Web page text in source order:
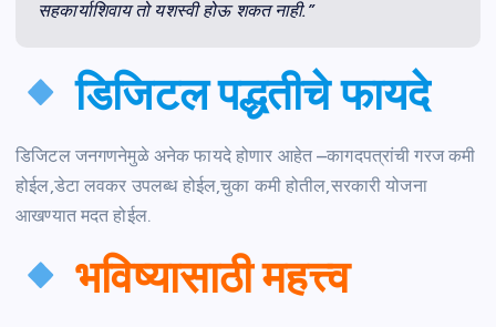
सहकार्याशिवाय तो यशस्वी होऊ शकत नाही.”
डिजिटल पद्धतीचे फायदे
डिजिटल जनगणनेमुळे अनेक फायदे होणार आहेत –कागदपत्रांची गरज कमी
होईल,डेटा लवकर उपलब्ध होईल,चुका कमी होतील,सरकारी योजना
आखण्यात मदत होईल.
भविष्यासाठी महत्त्व